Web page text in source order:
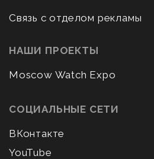
Связь с отделом рекламы
НАШИ ПРОЕКТЫ
Moscow Watch Expo
СОЦИАЛЬНЫЕ СЕТИ
ВКонтакте
YouTube